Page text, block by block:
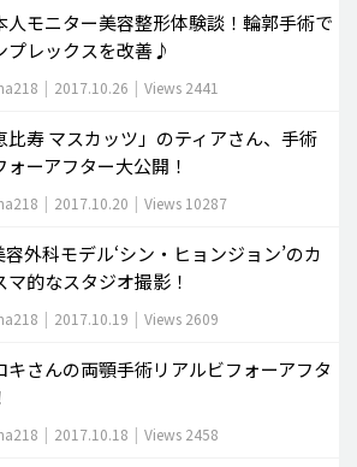
人モニター美容整形体験談！輪郭手術で
プレックスを改善♪
| 2017.10.26 | Views 2441
比寿 マスカッツ」のティアさん、手術
ォーアフター大公開！
| 2017.10.20 | Views 10287
外科モデル‘シン・ヒョンジョン’のカ
マ的なスタジオ撮影！
| 2017.10.19 | Views 2609
キさんの両顎手術リアルビフォーアフタ
| 2017.10.18 | Views 2458